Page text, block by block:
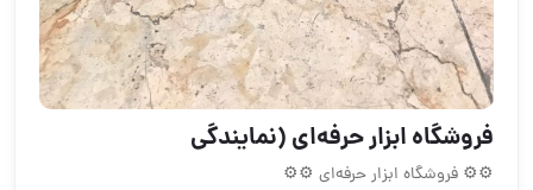
فروشگاه ابزار حرفه‌ای (نمایندگی
⚙⚙ فروشگاه ابزار حرفه‌ای ⚙⚙